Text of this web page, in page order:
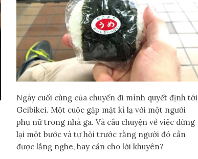
Ngày cuối cùng của chuyến đi mình quyết định tới
Geibikei. Một cuộc gặp mặt kì lạ với một người
phụ nữ trong nhà ga. Và câu chuyện về việc dừng
lại một bước và tự hỏi trước rằng người đó cần
được lắng nghe, hay cần cho lời khuyên?